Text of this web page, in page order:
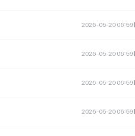
2026-05-20 06:59
2026-05-20 06:59
2026-05-20 06:59
2026-05-20 06:59